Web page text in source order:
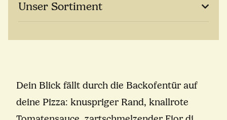
Unser Sortiment
Dein Blick fällt durch die Backofentür auf
deine Pizza: knuspriger Rand, knallrote